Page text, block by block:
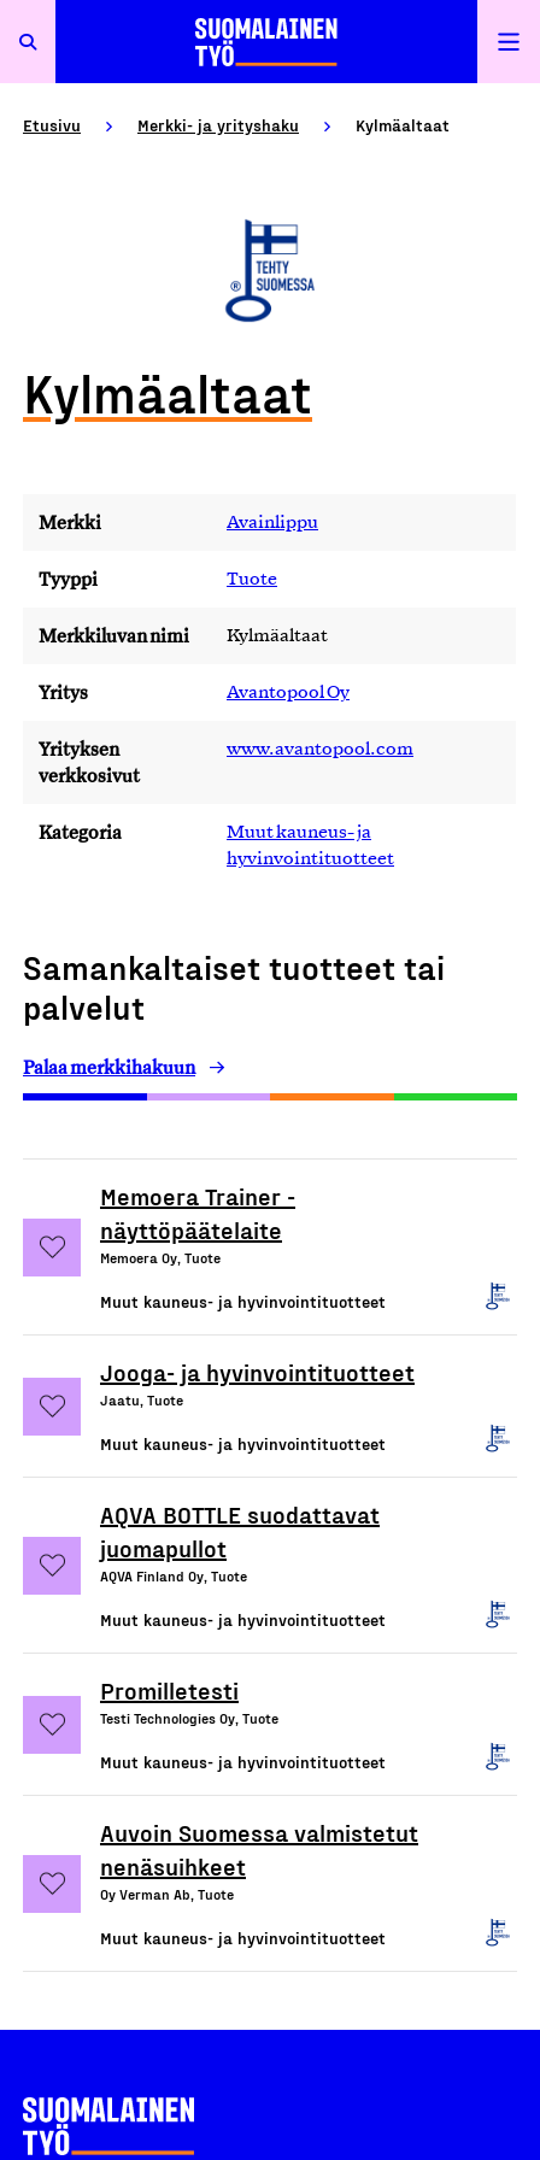
Etusivu Merkki- ja yrityshaku Kylmäaltaat
Kylmäaltaat
Merkki Avainlippu
Tyyppi Tuote
Merkkiluvan nimi Kylmäaltaat
Yritys Avantopool Oy
Yrityksen
verkkosivut
www.avantopool.com
Kategoria
Muut kauneus- ja
hyvinvointituotteet
Samankaltaiset tuotteet tai
palvelut
Palaa merkkihakuun
Memoera Trainer -
näyttöpäätelaite
Memoera Oy, Tuote
Muut kauneus- ja hyvinvointituotteet
Jooga- ja hyvinvointituotteet
Jaatu, Tuote
Muut kauneus- ja hyvinvointituotteet
AQVA BOTTLE suodattavat
juomapullot
AQVA Finland Oy, Tuote
Muut kauneus- ja hyvinvointituotteet
Promilletesti
Testi Technologies Oy, Tuote
Muut kauneus- ja hyvinvointituotteet
Auvoin Suomessa valmistetut
nenäsuihkeet
Oy Verman Ab, Tuote
Muut kauneus- ja hyvinvointituotteet